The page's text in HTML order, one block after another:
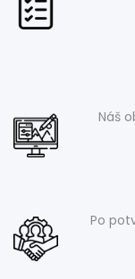
Náš
Po